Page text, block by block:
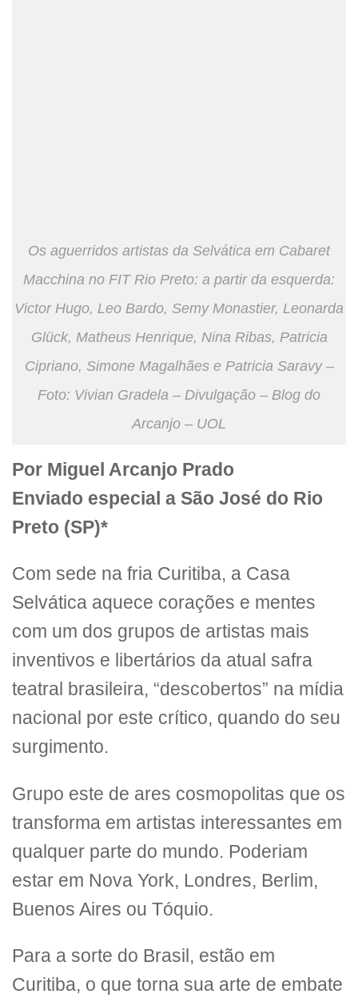
Os aguerridos artistas da Selvática em Cabaret
Macchina no FIT Rio Preto: a partir da esquerda:
Victor Hugo, Leo Bardo, Semy Monastier, Leonarda
Glück, Matheus Henrique, Nina Ribas, Patricia
Cipriano, Simone Magalhães e Patricia Saravy –
Foto: Vivian Gradela – Divulgação – Blog do
Arcanjo – UOL
Por Miguel Arcanjo Prado
Enviado especial a São José do Rio
Preto (SP)*
Com sede na fria Curitiba, a Casa
Selvática aquece corações e mentes
com um dos grupos de artistas mais
inventivos e libertários da atual safra
teatral brasileira, “descobertos” na mídia
nacional por este crítico, quando do seu
surgimento.
Grupo este de ares cosmopolitas que os
transforma em artistas interessantes em
qualquer parte do mundo. Poderiam
estar em Nova York, Londres, Berlim,
Buenos Aires ou Tóquio.
Para a sorte do Brasil, estão em
Curitiba, o que torna sua arte de embate